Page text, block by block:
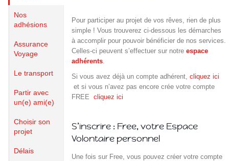
Nos
adhésions
Assurance
Voyage
Le transport
Partir avec
un(e) ami(e)
Choisir son
projet
Délais
Pour participer au projet de vos rêves, rien de plus
simple ! Vous trouverez ci-dessous les démarches
à accomplir pour pouvoir bénéficier de nos services.
Celles-ci peuvent s’effectuer sur notre espace
adhérents.
Si vous avez déjà un compte adhérent, cliquez ici
et si vous n’avez pas encore crée votre compte
FREE cliquez ici
S’inscrire : Free, votre Espace
Volontaire personnel
Une fois sur Free, vous pouvez créer votre compte